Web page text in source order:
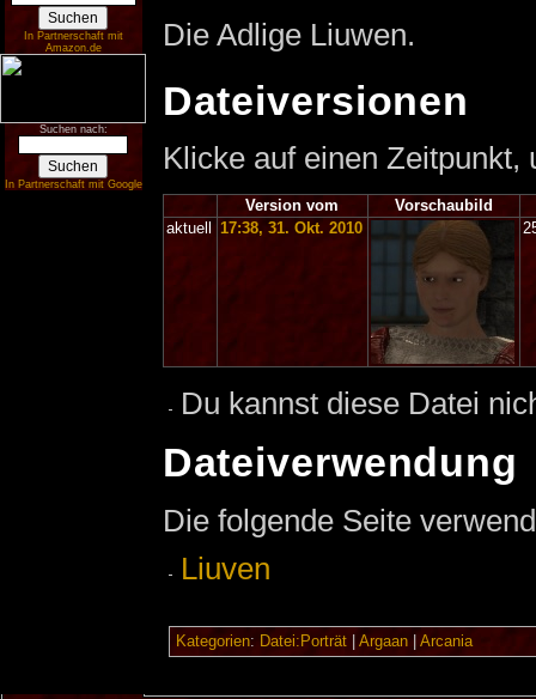
In Partnerschaft mit
Amazon.de
Suchen nach:
In Partnerschaft mit Google
Die Adlige Liuwen.
Dateiversionen
Klicke auf einen
Version vom
Vorschaubild
aktuell
17:38, 31. Okt. 2010
Du kannst diese Datei
Dateiverwendung
Die folgende Seite
Liuven
Kategorien: Datei:Porträt| Argaan| Arcania